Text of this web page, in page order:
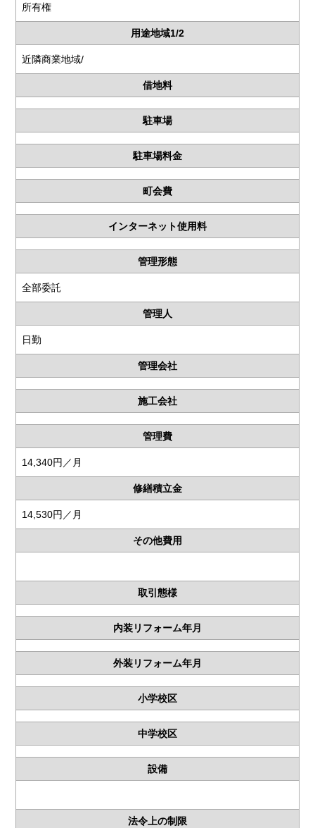
所有権
用途地域1/2
近隣商業地域/
借地料
駐車場
駐車場料金
町会費
インターネット使用料
管理形態
全部委託
管理人
日勤
管理会社
施工会社
管理費
14,340円／月
修繕積立金
14,530円／月
その他費用
取引態様
内装リフォーム年月
外装リフォーム年月
小学校区
中学校区
設備
法令上の制限